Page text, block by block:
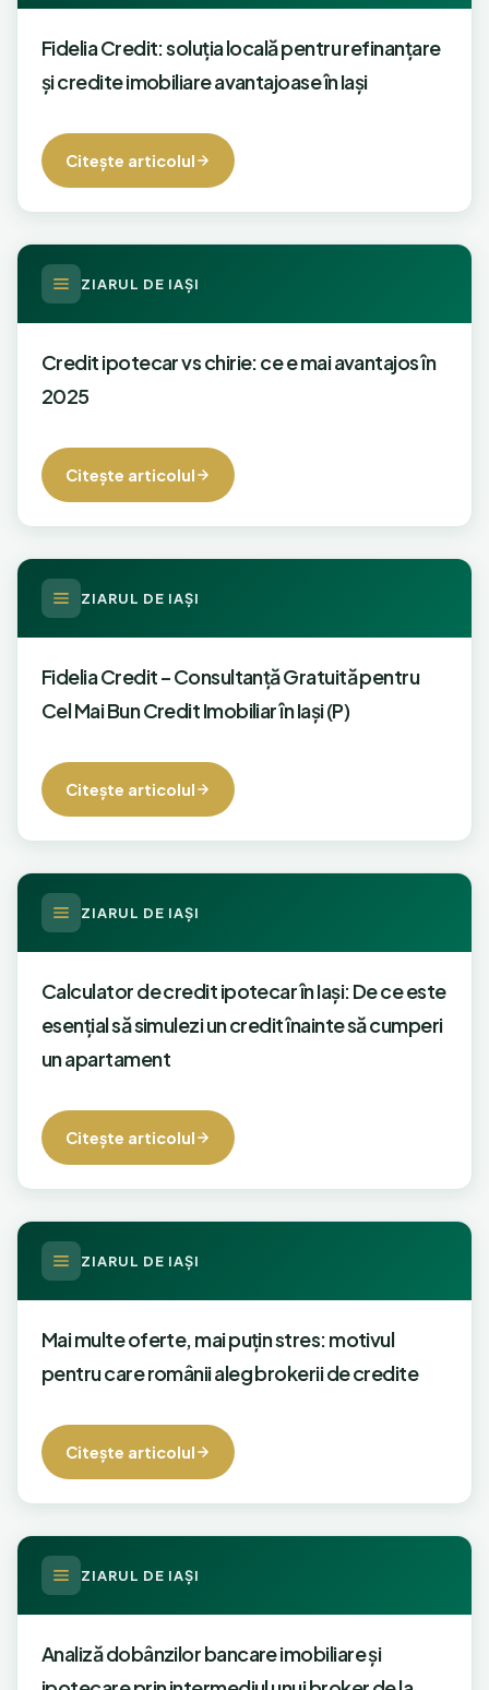
Fidelia Credit: soluția locală pentru refinanțare
şi credite imobiliare avantajoase în Iaşi
Citeşte articolul
ZIARUL DE IAŞI
Credit ipotecar vs chirie: ce e mai avantajos în
2025
Citeşte articolul
ZIARUL DE IAŞI
Fidelia Credit – Consultanță Gratuită pentru
Cel Mai Bun Credit Imobiliar în Iaşi (P)
Citeşte articolul
ZIARUL DE IAŞI
Calculator de credit ipotecar în Iaşi: De ce este
esențial să simulezi un credit înainte să cumperi
un apartament
Citeşte articolul
ZIARUL DE IAŞI
Mai multe oferte, mai puțin stres: motivul
pentru care românii aleg brokerii de credite
Citeşte articolul
ZIARUL DE IAŞI
Analiză dobânzilor bancare imobiliare şi